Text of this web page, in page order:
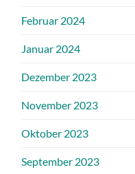
Februar 2024
Januar 2024
Dezember 2023
November 2023
Oktober 2023
September 2023